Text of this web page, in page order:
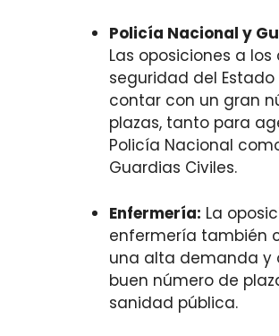
Policía Nacional y
Las oposiciones a
seguridad del Estado
contar con un gran
plazas, tanto para
Policía Nacional
Guardias Civiles.
Enfermería: La
enfermería también
una alta demanda y
buen número de
sanidad pública.